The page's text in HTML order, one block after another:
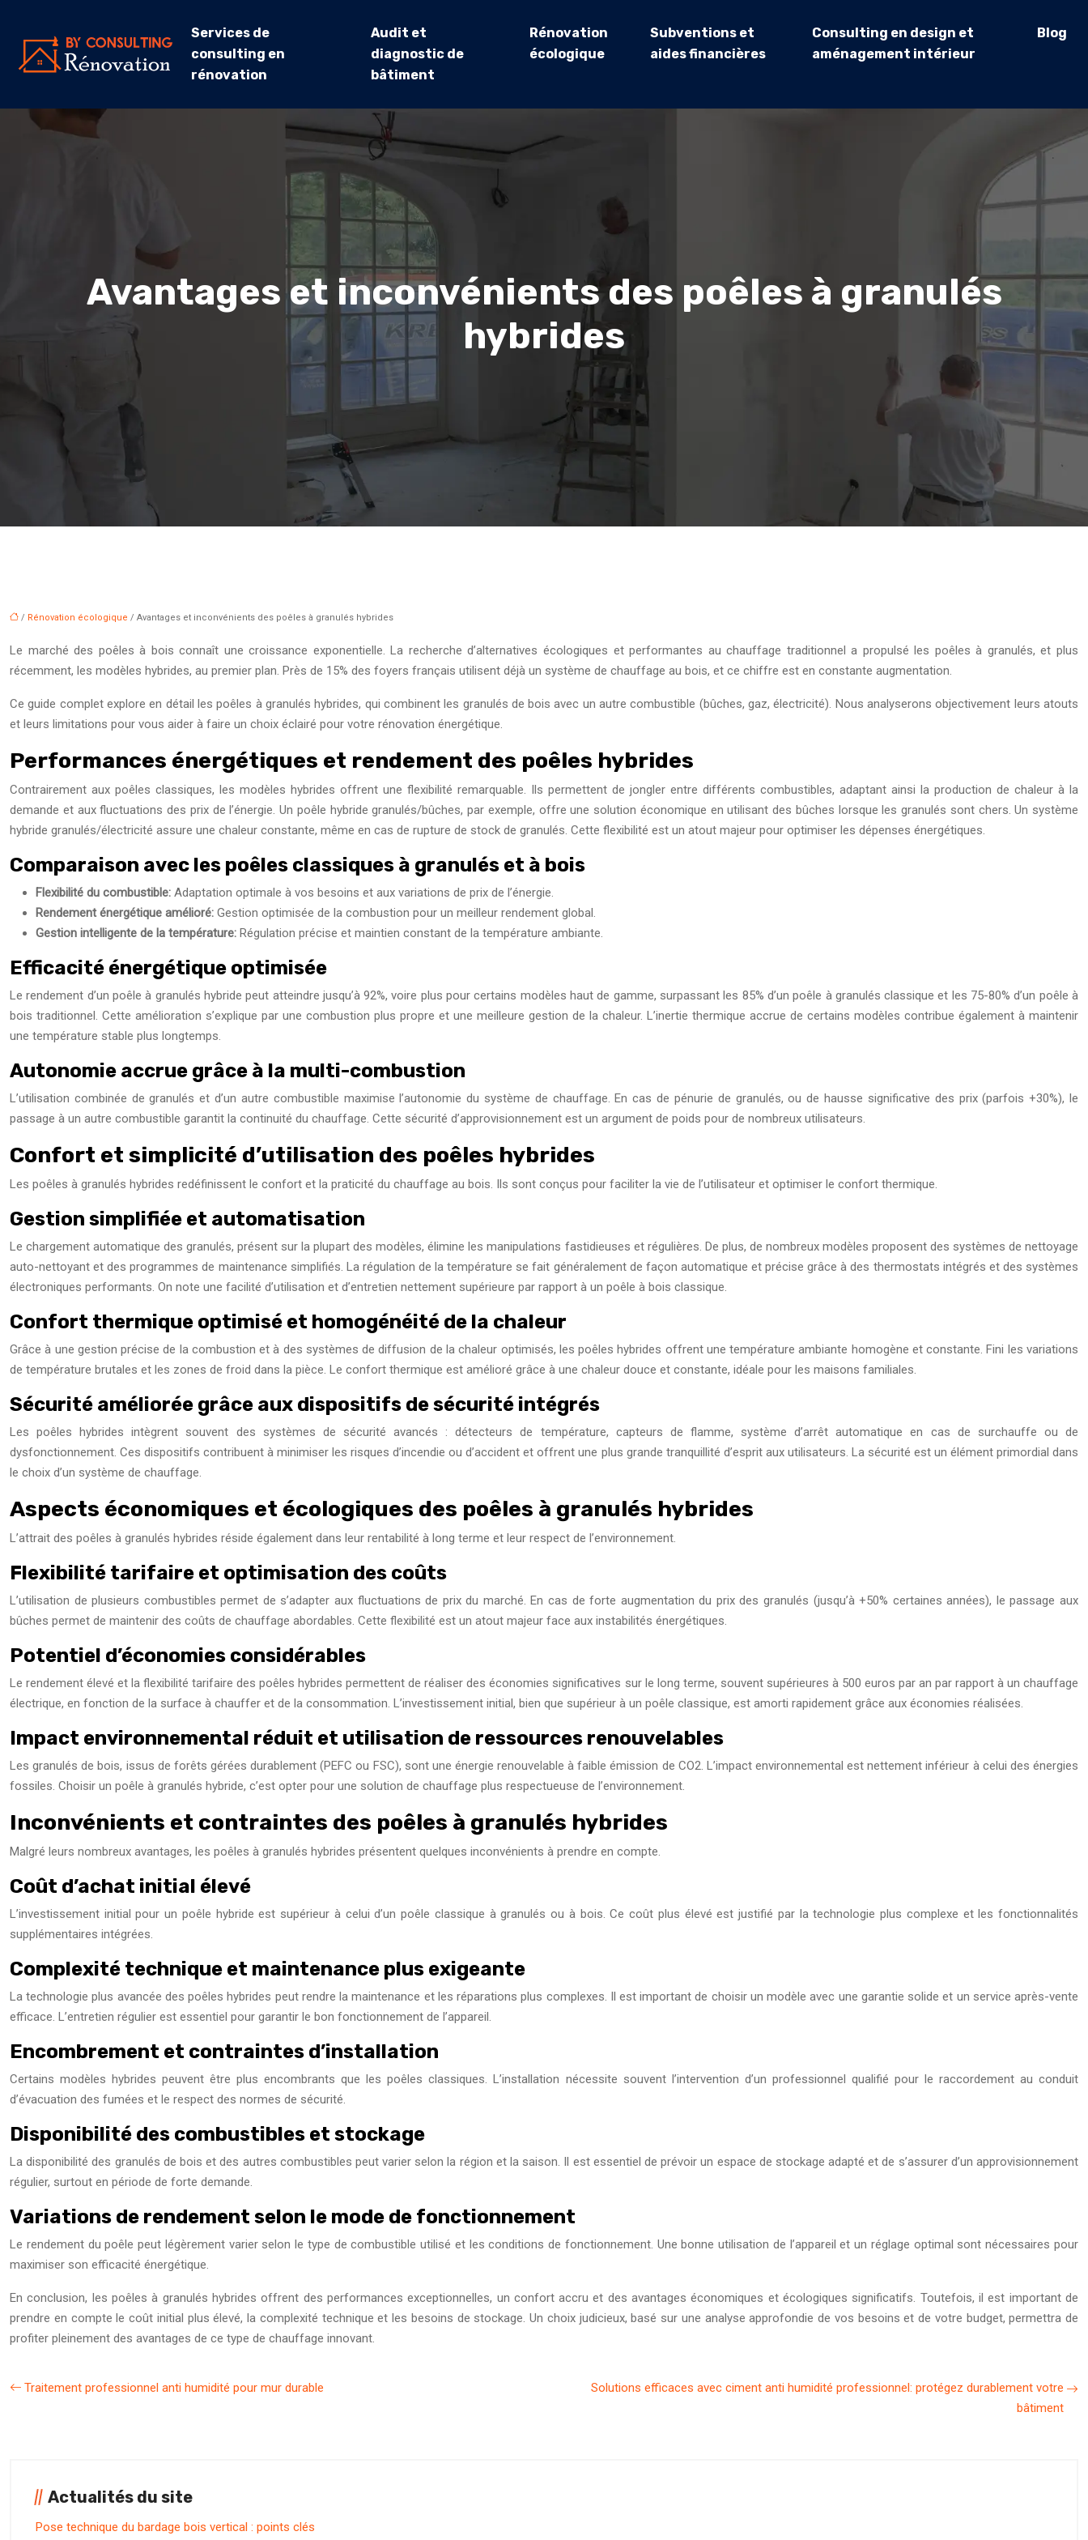
Services de
consulting en
rénovation
Audit et
diagnostic de
bâtiment
Rénovation
écologique
Subventions et
aides financières
Consulting en design et
aménagement intérieur
Blog
Avantages et inconvénients des poêles à granulés
hybrides
/ Rénovation écologique / Avantages et inconvénients des poêles à granulés hybrides
Le marché des poêles à bois connaît une croissance exponentielle. La recherche d’alternatives écologiques et performantes au chauffage traditionnel a propulsé les poêles à granulés, et plus
récemment, les modèles hybrides, au premier plan. Près de 15% des foyers français utilisent déjà un système de chauffage au bois, et ce chiffre est en constante augmentation.
Ce guide complet explore en détail les poêles à granulés hybrides, qui combinent les granulés de bois avec un autre combustible (bûches, gaz, électricité). Nous analyserons objectivement leurs atouts
et leurs limitations pour vous aider à faire un choix éclairé pour votre rénovation énergétique.
Performances énergétiques et rendement des poêles hybrides
Contrairement aux poêles classiques, les modèles hybrides offrent une flexibilité remarquable. Ils permettent de jongler entre différents combustibles, adaptant ainsi la production de chaleur à la
demande et aux fluctuations des prix de l’énergie. Un poêle hybride granulés/bûches, par exemple, offre une solution économique en utilisant des bûches lorsque les granulés sont chers. Un système
hybride granulés/électricité assure une chaleur constante, même en cas de rupture de stock de granulés. Cette flexibilité est un atout majeur pour optimiser les dépenses énergétiques.
Comparaison avec les poêles classiques à granulés et à bois
Flexibilité du combustible: Adaptation optimale à vos besoins et aux variations de prix de l’énergie.
Rendement énergétique amélioré: Gestion optimisée de la combustion pour un meilleur rendement global.
Gestion intelligente de la température: Régulation précise et maintien constant de la température ambiante.
Efficacité énergétique optimisée
Le rendement d’un poêle à granulés hybride peut atteindre jusqu’à 92%, voire plus pour certains modèles haut de gamme, surpassant les 85% d’un poêle à granulés classique et les 75-80% d’un poêle à
bois traditionnel. Cette amélioration s’explique par une combustion plus propre et une meilleure gestion de la chaleur. L’inertie thermique accrue de certains modèles contribue également à maintenir
une température stable plus longtemps.
Autonomie accrue grâce à la multi-combustion
L’utilisation combinée de granulés et d’un autre combustible maximise l’autonomie du système de chauffage. En cas de pénurie de granulés, ou de hausse significative des prix (parfois +30%), le
passage à un autre combustible garantit la continuité du chauffage. Cette sécurité d’approvisionnement est un argument de poids pour de nombreux utilisateurs.
Confort et simplicité d’utilisation des poêles hybrides
Les poêles à granulés hybrides redéfinissent le confort et la praticité du chauffage au bois. Ils sont conçus pour faciliter la vie de l’utilisateur et optimiser le confort thermique.
Gestion simplifiée et automatisation
Le chargement automatique des granulés, présent sur la plupart des modèles, élimine les manipulations fastidieuses et régulières. De plus, de nombreux modèles proposent des systèmes de nettoyage
auto-nettoyant et des programmes de maintenance simplifiés. La régulation de la température se fait généralement de façon automatique et précise grâce à des thermostats intégrés et des systèmes
électroniques performants. On note une facilité d’utilisation et d’entretien nettement supérieure par rapport à un poêle à bois classique.
Confort thermique optimisé et homogénéité de la chaleur
Grâce à une gestion précise de la combustion et à des systèmes de diffusion de la chaleur optimisés, les poêles hybrides offrent une température ambiante homogène et constante. Fini les variations
de température brutales et les zones de froid dans la pièce. Le confort thermique est amélioré grâce à une chaleur douce et constante, idéale pour les maisons familiales.
Sécurité améliorée grâce aux dispositifs de sécurité intégrés
Les poêles hybrides intègrent souvent des systèmes de sécurité avancés : détecteurs de température, capteurs de flamme, système d’arrêt automatique en cas de surchauffe ou de
dysfonctionnement. Ces dispositifs contribuent à minimiser les risques d’incendie ou d’accident et offrent une plus grande tranquillité d’esprit aux utilisateurs. La sécurité est un élément primordial dans
le choix d’un système de chauffage.
Aspects économiques et écologiques des poêles à granulés hybrides
L’attrait des poêles à granulés hybrides réside également dans leur rentabilité à long terme et leur respect de l’environnement.
Flexibilité tarifaire et optimisation des coûts
L’utilisation de plusieurs combustibles permet de s’adapter aux fluctuations de prix du marché. En cas de forte augmentation du prix des granulés (jusqu’à +50% certaines années), le passage aux
bûches permet de maintenir des coûts de chauffage abordables. Cette flexibilité est un atout majeur face aux instabilités énergétiques.
Potentiel d’économies considérables
Le rendement élevé et la flexibilité tarifaire des poêles hybrides permettent de réaliser des économies significatives sur le long terme, souvent supérieures à 500 euros par an par rapport à un chauffage
électrique, en fonction de la surface à chauffer et de la consommation. L’investissement initial, bien que supérieur à un poêle classique, est amorti rapidement grâce aux économies réalisées.
Impact environnemental réduit et utilisation de ressources renouvelables
Les granulés de bois, issus de forêts gérées durablement (PEFC ou FSC), sont une énergie renouvelable à faible émission de CO2. L’impact environnemental est nettement inférieur à celui des énergies
fossiles. Choisir un poêle à granulés hybride, c’est opter pour une solution de chauffage plus respectueuse de l’environnement.
Inconvénients et contraintes des poêles à granulés hybrides
Malgré leurs nombreux avantages, les poêles à granulés hybrides présentent quelques inconvénients à prendre en compte.
Coût d’achat initial élevé
L’investissement initial pour un poêle hybride est supérieur à celui d’un poêle classique à granulés ou à bois. Ce coût plus élevé est justifié par la technologie plus complexe et les fonctionnalités
supplémentaires intégrées.
Complexité technique et maintenance plus exigeante
La technologie plus avancée des poêles hybrides peut rendre la maintenance et les réparations plus complexes. Il est important de choisir un modèle avec une garantie solide et un service après-vente
efficace. L’entretien régulier est essentiel pour garantir le bon fonctionnement de l’appareil.
Encombrement et contraintes d’installation
Certains modèles hybrides peuvent être plus encombrants que les poêles classiques. L’installation nécessite souvent l’intervention d’un professionnel qualifié pour le raccordement au conduit
d’évacuation des fumées et le respect des normes de sécurité.
Disponibilité des combustibles et stockage
La disponibilité des granulés de bois et des autres combustibles peut varier selon la région et la saison. Il est essentiel de prévoir un espace de stockage adapté et de s’assurer d’un approvisionnement
régulier, surtout en période de forte demande.
Variations de rendement selon le mode de fonctionnement
Le rendement du poêle peut légèrement varier selon le type de combustible utilisé et les conditions de fonctionnement. Une bonne utilisation de l’appareil et un réglage optimal sont nécessaires pour
maximiser son efficacité énergétique.
En conclusion, les poêles à granulés hybrides offrent des performances exceptionnelles, un confort accru et des avantages économiques et écologiques significatifs. Toutefois, il est important de
prendre en compte le coût initial plus élevé, la complexité technique et les besoins de stockage. Un choix judicieux, basé sur une analyse approfondie de vos besoins et de votre budget, permettra de
profiter pleinement des avantages de ce type de chauffage innovant.
Traitement professionnel anti humidité pour mur durable
Solutions efficaces avec ciment anti humidité professionnel: protégez durablement votre
bâtiment
Actualités du site
Pose technique du bardage bois vertical : points clés